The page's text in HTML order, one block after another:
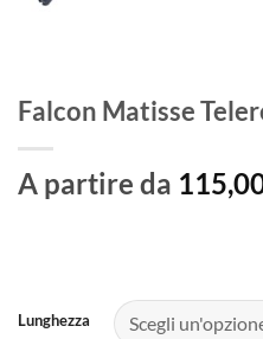
Falcon Matisse
A partire da
Lunghezza